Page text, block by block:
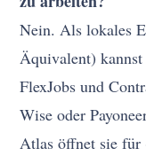
Nein. Als lokales
Äquivalent)
FlexJobs und
Wise oder
Atlas öffnet sie für